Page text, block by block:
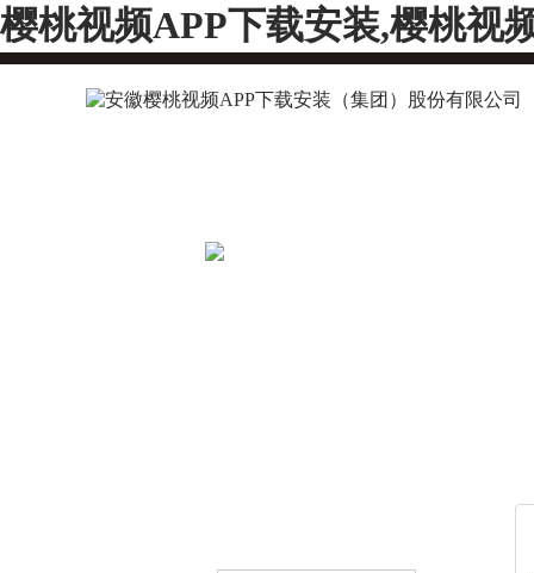
樱桃视频APP下载安装,樱桃视